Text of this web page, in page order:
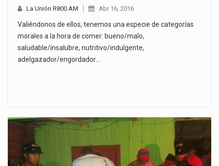
La Unión R800 AM Abr 16, 2016
Valiéndonos de ellos, tenemos una especie de categorías
morales a la hora de comer: bueno/malo,
saludable/insalubre, nutritivo/indulgente,
adelgazador/engordador.…